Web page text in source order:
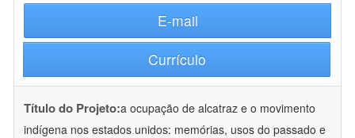
E-mail
Currículo
Título do Projeto:a ocupação de alcatraz e o movimento
indígena nos estados unidos: memórias, usos do passado e